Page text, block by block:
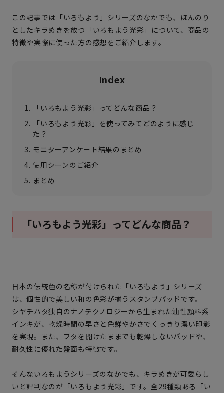
この記事では「いろもよう」シリーズのなかでも、ほんのり
としたキラめきを放つ「いろもよう光彩」について、商品の
特徴や実際に使った方の感想をご紹介します。
Index
「いろもよう光彩」ってどんな商品？
「いろもよう光彩」を使ってみてどのように感じ
た？
モニターアンケート結果のまとめ
使用シーンのご紹介
まとめ
「いろもよう光彩」ってどんな商品？
日本の伝統色の名称が付けられた「いろもよう」シリーズ
は、個性的で美しい和の色彩が揃うスタンプパッドです。
シヤチハタ独自のナノテクノロジーから生まれた油性顔料系
インキが、乾燥時間の早さと色鮮やかさでくっきり濃い印影
を実現。また、フタを開けたままでも乾燥しないパッドや、
耐久性に優れた盤面も特徴です。
そんないろもようシリーズのなかでも、キラめきが可愛らし
いと評判なのが「いろもよう光彩」です。全29種類ある「い